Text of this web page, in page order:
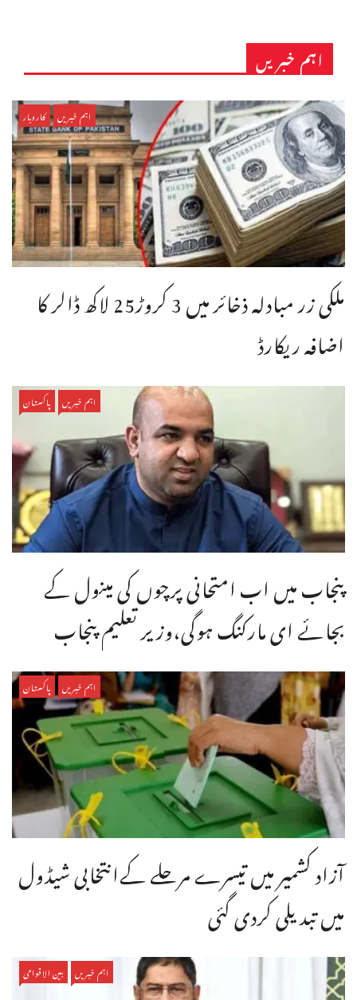
اہم خبریں
اہم خبریں کاروبار
ملکی زر مبادلہ ذخائر میں 3 کروڑ25 لاکھ ڈالر کا
اضافہ ریکارڈ
اہم خبریں پاکستان
پنجاب میں اب امتحانی پرچوں کی مینول کے
بجائے ای مارکنگ ہوگی،وزیر تعلیم پنجاب
اہم خبریں پاکستان
آزاد کشمیر میں تیسرے مرحلے کےانتخابی شیڈول
میں تبدیلی کردی گئی
اہم خبریں بین الاقوامی